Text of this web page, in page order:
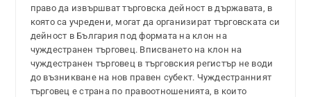
право да извършват търговска дейност в държавата, в
която са учредени, могат да организират търговската си
дейност в България под формата на клон на
чуждестранен търговец. Вписването на клон на
чуждестранен търговец в търговския регистър не води
до възникване на нов правен субект. Чуждестранният
търговец е страна по правоотношенията, в които